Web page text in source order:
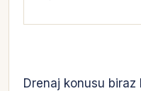
Drenaj konusu biraz